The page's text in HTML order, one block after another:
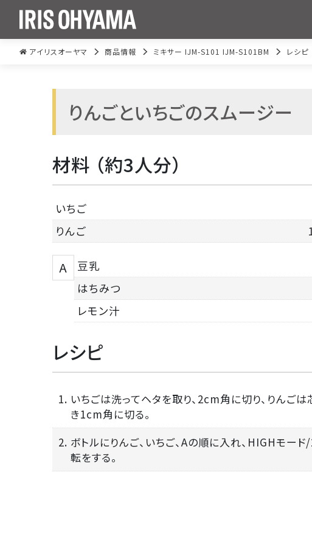
アイリスオーヤマ 商品情報 ミキサー IJM-S101 IJM-S101BM レシピ
りんごといちごのスムージー
材料 （約3人分）
いちご
りんご
A 豆乳
はちみつ
レモン汁
レシピ
1. いちごは洗ってヘタを取り、2cm角に切り、りんご
き1cm角に切る。
2. ボトルにりんご、いちご、Aの順に入れ、HIGHモー
転をする。